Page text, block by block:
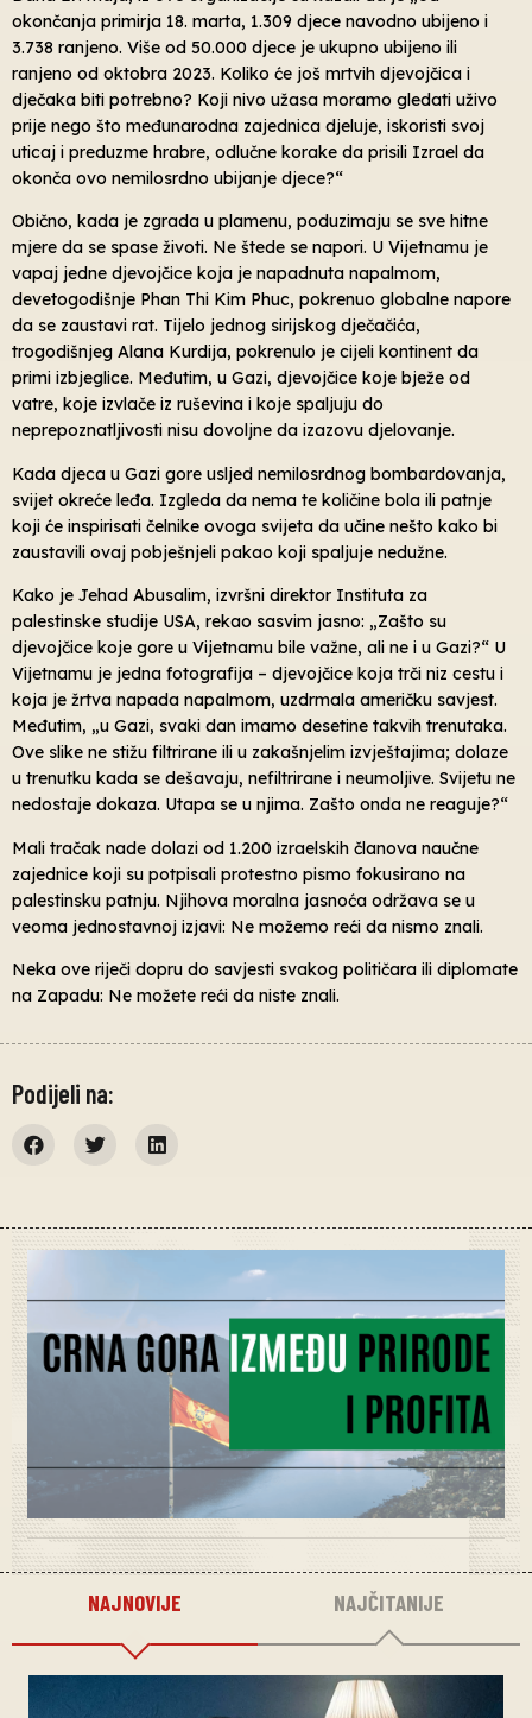
okončanja primirja 18. marta, 1.309 djece navodno ubijeno i
3.738 ranjeno. Više od 50.000 djece je ukupno ubijeno ili
ranjeno od oktobra 2023. Koliko će još mrtvih djevojčica i
dječaka biti potrebno? Koji nivo užasa moramo gledati uživo
prije nego što međunarodna zajednica djeluje, iskoristi svoj
uticaj i preduzme hrabre, odlučne korake da prisili Izrael da
okonča ovo nemilosrdno ubijanje djece?“
Obično, kada je zgrada u plamenu, poduzimaju se sve hitne
mjere da se spase životi. Ne štede se napori. U Vijetnamu je
vapaj jedne djevojčice koja je napadnuta napalmom,
devetogodišnje Phan Thi Kim Phuc, pokrenuo globalne napore
da se zaustavi rat. Tijelo jednog sirijskog dječačića,
trogodišnjeg Alana Kurdija, pokrenulo je cijeli kontinent da
primi izbjeglice. Međutim, u Gazi, djevojčice koje bježe od
vatre, koje izvlače iz ruševina i koje spaljuju do
neprepoznatljivosti nisu dovoljne da izazovu djelovanje.
Kada djeca u Gazi gore usljed nemilosrdnog bombardovanja,
svijet okreće leđa. Izgleda da nema te količine bola ili patnje
koji će inspirisati čelnike ovoga svijeta da učine nešto kako bi
zaustavili ovaj pobješnjeli pakao koji spaljuje nedužne.
Kako je Jehad Abusalim, izvršni direktor Instituta za
palestinske studije USA, rekao sasvim jasno: „Zašto su
djevojčice koje gore u Vijetnamu bile važne, ali ne i u Gazi?“ U
Vijetnamu je jedna fotografija – djevojčice koja trči niz cestu i
koja je žrtva napada napalmom, uzdrmala američku savjest.
Međutim, „u Gazi, svaki dan imamo desetine takvih trenutaka.
Ove slike ne stižu filtrirane ili u zakašnjelim izvještajima; dolaze
u trenutku kada se dešavaju, nefiltrirane i neumoljive. Svijetu ne
nedostaje dokaza. Utapa se u njima. Zašto onda ne reaguje?“
Mali tračak nade dolazi od 1.200 izraelskih članova naučne
zajednice koji su potpisali protestno pismo fokusirano na
palestinsku patnju. Njihova moralna jasnoća održava se u
veoma jednostavnoj izjavi: Ne možemo reći da nismo znali.
Neka ove riječi dopru do savjesti svakog političara ili diplomate
na Zapadu: Ne možete reći da niste znali.
Podijeli na:
NAJNOVIJE NAJČITANIJE